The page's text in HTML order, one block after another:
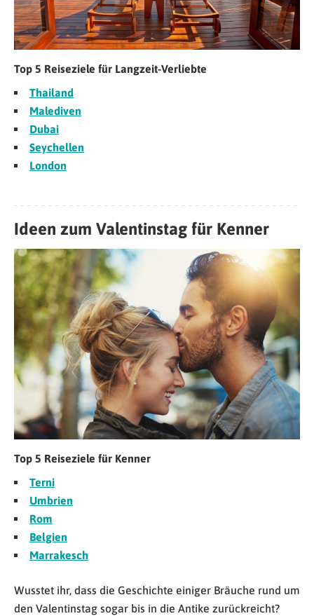
Top 5 Reiseziele für Langzeit-Verliebte
Thailand
Malediven
Dubai
Seychellen
London
Ideen zum Valentinstag für Kenner
Top 5 Reiseziele für Kenner
Terni
Umbrien
Rom
Belgien
Marrakesch
Wusstet ihr, dass die Geschichte einiger Bräuche rund um
den Valentinstag sogar bis in die Antike zurückreicht?